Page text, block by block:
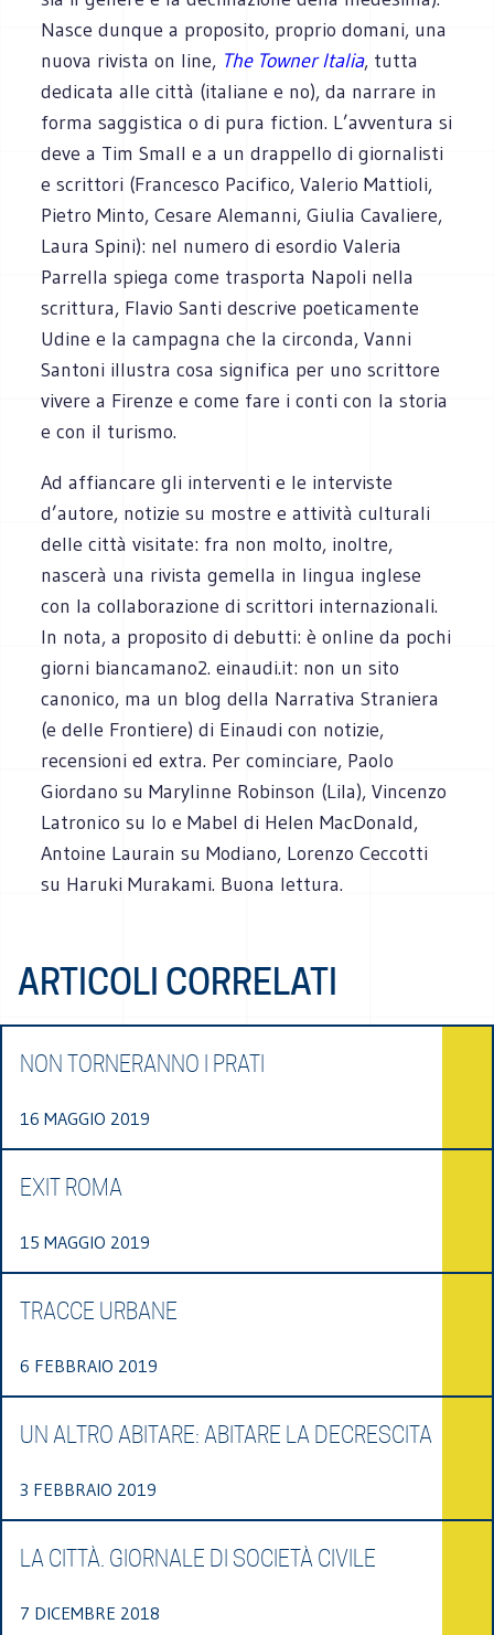
Nasce dunque a proposito, proprio domani, una
nuova rivista on line, The Towner Italia, tutta
dedicata alle città (italiane e no), da narrare in
forma saggistica o di pura fiction. L’avventura si
deve a Tim Small e a un drappello di giornalisti
e scrittori (Francesco Pacifico, Valerio Mattioli,
Pietro Minto, Cesare Alemanni, Giulia Cavaliere,
Laura Spini): nel numero di esordio Valeria
Parrella spiega come trasporta Napoli nella
scrittura, Flavio Santi descrive poeticamente
Udine e la campagna che la circonda, Vanni
Santoni illustra cosa significa per uno scrittore
vivere a Firenze e come fare i conti con la storia
e con il turismo.
Ad affiancare gli interventi e le interviste
d’autore, notizie su mostre e attività culturali
delle città visitate: fra non molto, inoltre,
nascerà una rivista gemella in lingua inglese
con la collaborazione di scrittori internazionali.
In nota, a proposito di debutti: è online da pochi
giorni biancamano2. einaudi.it: non un sito
canonico, ma un blog della Narrativa Straniera
(e delle Frontiere) di Einaudi con notizie,
recensioni ed extra. Per cominciare, Paolo
Giordano su Marylinne Robinson (Lila), Vincenzo
Latronico su Io e Mabel di Helen MacDonald,
Antoine Laurain su Modiano, Lorenzo Ceccotti
su Haruki Murakami. Buona lettura.
ARTICOLI CORRELATI
NON TORNERANNO I PRATI
16 MAGGIO 2019
EXIT ROMA
15 MAGGIO 2019
TRACCE URBANE
6 FEBBRAIO 2019
UN ALTRO ABITARE: ABITARE LA DECRESCITA
3 FEBBRAIO 2019
LA CITTÀ. GIORNALE DI SOCIETÀ CIVILE
7 DICEMBRE 2018